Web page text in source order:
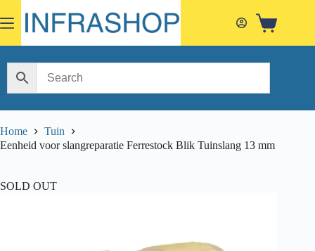
to
content
Shopping
Home
Tuin
Eenheid voor slangreparatie Ferrestock Blik Tuinslang 13 mm
SOLD OUT